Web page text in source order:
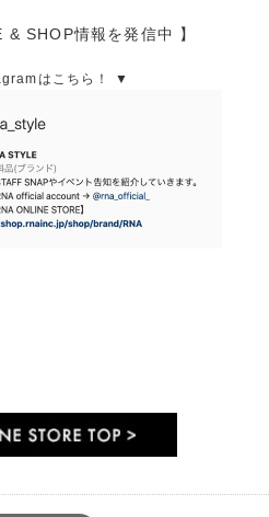
& SHOP情報を発信中 】
はこちら！ ▼